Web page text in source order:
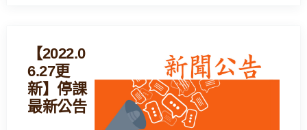
【2022.0
6.27更
新】停課
最新公告